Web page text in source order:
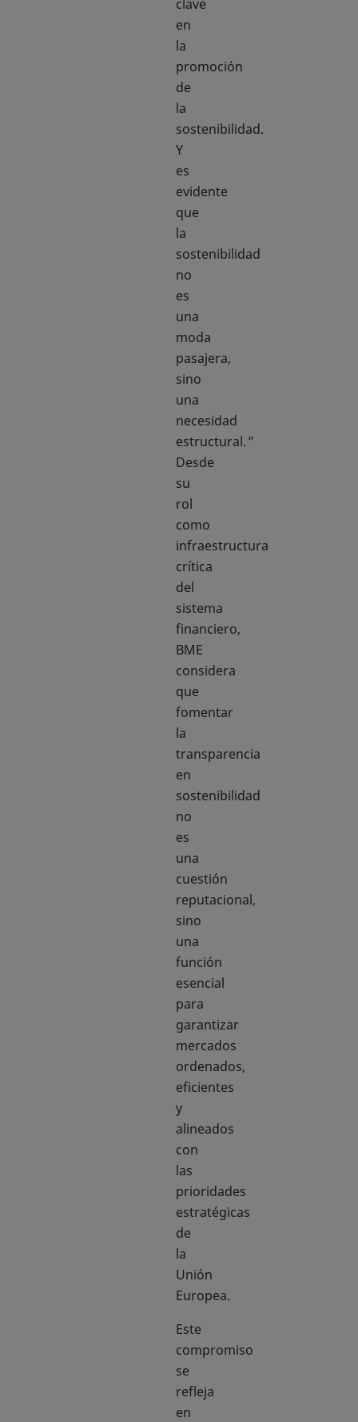
clave
en
la
promoción
de
la
sostenibilidad.
Y
es
evidente
que
la
sostenibilidad
no
es
una
moda
pasajera,
sino
una
necesidad
estructural. ”
Desde
su
rol
como
infraestructura
crítica
del
sistema
financiero,
BME
considera
que
fomentar
la
transparencia
en
sostenibilidad
no
es
una
cuestión
reputacional,
sino
una
función
esencial
para
garantizar
mercados
ordenados,
eficientes
y
alineados
con
las
prioridades
estratégicas
de
la
Unión
Europea.
Este
compromiso
se
refleja
en